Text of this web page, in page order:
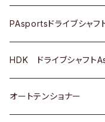
スバル
ＢＥＮＺ
スバル
三菱
スバル
マツダ
三菱
スバル
ダイハツ
マツダ
三菱
ダイハツ
マツダ
三菱
スズキ
日産
いすゞ
ＢＥＮＺ
ＢＭＷ
GOLF
ＢＥＮＺ
ＢＭＷ
ＷＡＧＥＮ
PAsportsドライブシャフ
トヨタ
ホンダ
HDK ドライブシャフト
スズキ
オートテンショナー